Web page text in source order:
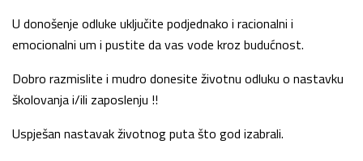
U donošenje odluke uključite podjednako i racionalni i
emocionalni um i pustite da vas vode kroz budućnost.
Dobro razmislite i mudro donesite životnu odluku o nastavku
školovanja i/ili zaposlenju !!
Uspješan nastavak životnog puta što god izabrali.